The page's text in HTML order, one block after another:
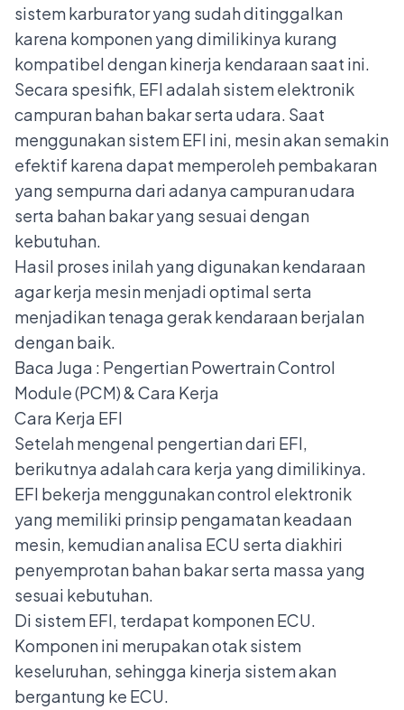
sistem karburator yang sudah ditinggalkan
karena komponen yang dimilikinya kurang
kompatibel dengan kinerja kendaraan saat ini.
Secara spesifik, EFI adalah sistem elektronik
campuran bahan bakar serta udara. Saat
menggunakan sistem EFI ini, mesin akan semakin
efektif karena dapat memperoleh pembakaran
yang sempurna dari adanya campuran udara
serta bahan bakar yang sesuai dengan
kebutuhan.
Hasil proses inilah yang digunakan kendaraan
agar kerja mesin menjadi optimal serta
menjadikan tenaga gerak kendaraan berjalan
dengan baik.
Baca Juga : Pengertian Powertrain Control
Module (PCM) & Cara Kerja
Cara Kerja EFI
Setelah mengenal pengertian dari EFI,
berikutnya adalah cara kerja yang dimilikinya.
EFI bekerja menggunakan control elektronik
yang memiliki prinsip pengamatan keadaan
mesin, kemudian analisa ECU serta diakhiri
penyemprotan bahan bakar serta massa yang
sesuai kebutuhan.
Di sistem EFI, terdapat komponenECU.
Komponen ini merupakan otak sistem
keseluruhan, sehingga kinerja sistem akan
bergantung ke ECU.